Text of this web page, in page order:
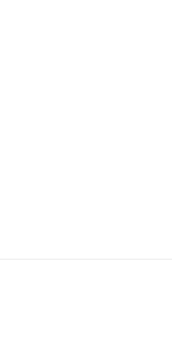
v.1053.8.1023.1614